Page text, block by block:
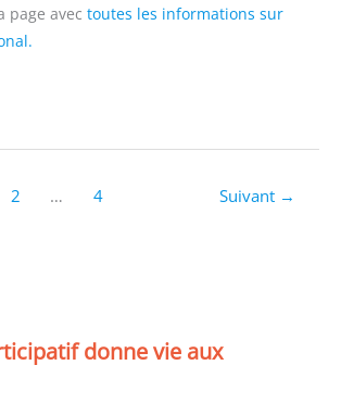
page avec toutes les informations sur
2 … 4 Suivant →
donne vie aux